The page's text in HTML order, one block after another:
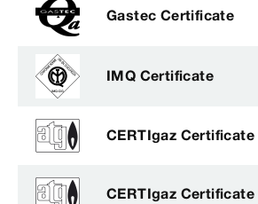
Gastec Certificate
IMQ Certificate
CERTIgaz Certificate
CERTIgaz Certificate